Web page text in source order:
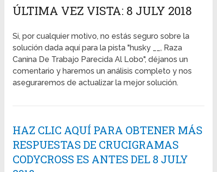
ÚLTIMA VEZ VISTA: 8 JULY 2018
Si, por cualquier motivo, no estás seguro sobre la
solución dada aquí para la pista "husky __, Raza
Canina De Trabajo Parecida Al Lobo", déjanos un
comentario y haremos un análisis completo y nos
aseguraremos de actualizar la mejor solución.
HAZ CLIC AQUÍ PARA OBTENER MÁS
RESPUESTAS DE CRUCIGRAMAS
CODYCROSS ES ANTES DEL 8 JULY